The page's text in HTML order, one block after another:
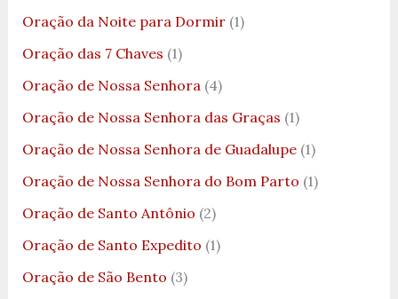
Oração da Noite para Dormir(1)
Oração das 7 Chaves (1)
Oração de Nossa Senhora(4)
Oração de Nossa Senhora das Graças (1)
Oração de Nossa Senhora de Guadalupe(1)
Oração de Nossa Senhora do Bom Parto (1)
Oração de Santo Antônio (2)
Oração de Santo Expedito (1)
Oração de São Bento (3)